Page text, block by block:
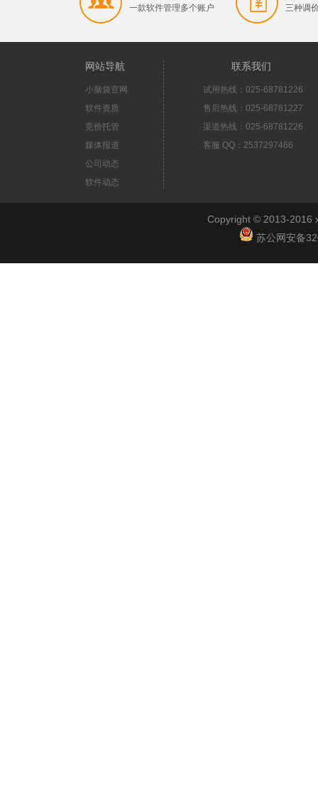
一款软件管理多个账户 三种调
网站导航
小脑袋官网
软件资质
竞价托管
媒体报道
公司动态
软件动态
联系我们
试用热线：025-68781226
售后热线：025-68781227
渠道热线：025-68781226
客服 QQ：2537297466
Copyright © 2013-2016
苏公网安备